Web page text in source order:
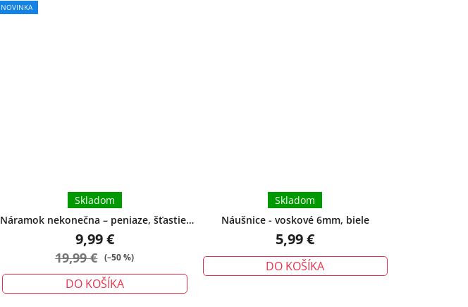
NOVINKA
Náramok nekonečna – peniaze, šťastie,
ochrana - veľký
Skladom
9,99 €
19,99 € (–50 %)
DO KOŠÍKA
Náušnice - voskové 6mm, biele
Skladom
5,99 €
DO KOŠÍKA